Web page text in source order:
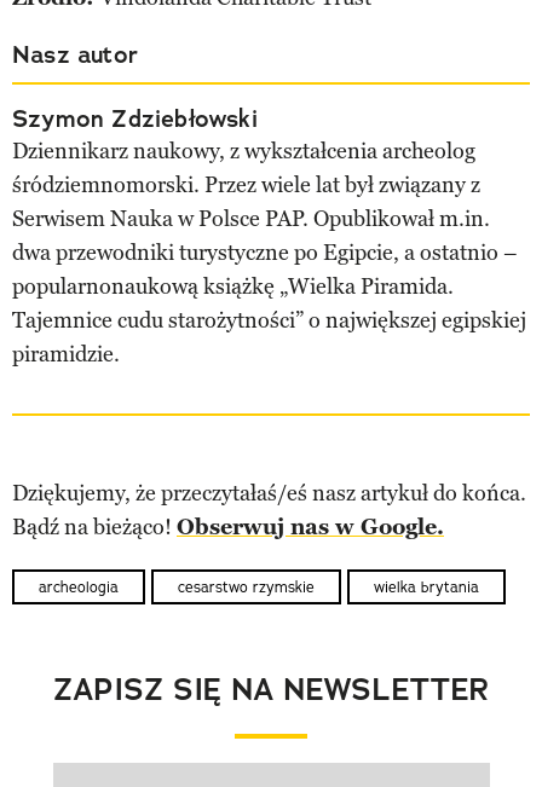
Nasz autor
Szymon Zdziebłowski
Dziennikarz naukowy, z wykształcenia archeolog
śródziemnomorski. Przez wiele lat był związany z
Serwisem Nauka w Polsce PAP. Opublikował m.in.
dwa przewodniki turystyczne po Egipcie, a ostatnio –
popularnonaukową książkę „Wielka Piramida.
Tajemnice cudu starożytności” o największej egipskiej
piramidzie.
Dziękujemy, że przeczytałaś/eś nasz artykuł do końca.
Bądź na bieżąco! Obserwuj nas w Google.
archeologia cesarstwo rzymskie wielka brytania
ZAPISZ SIĘ NA NEWSLETTER